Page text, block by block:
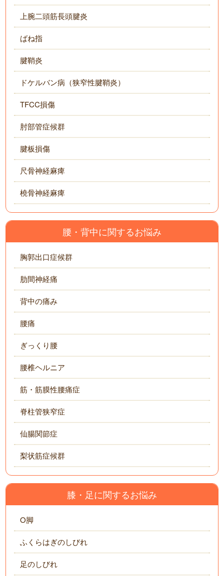
上腕二頭筋長頭腱炎
ばね指
腱鞘炎
ドケルバン病（狭窄性腱鞘炎）
TFCC損傷
肘部管症候群
腱板損傷
尺骨神経麻痺
橈骨神経麻痺
腰・背中に関するお悩み
胸郭出口症候群
肋間神経痛
背中の痛み
腰痛
ぎっくり腰
腰椎ヘルニア
筋・筋膜性腰痛症
脊柱管狭窄症
仙腸関節症
梨状筋症候群
膝・足に関するお悩み
O脚
ふくらはぎのしびれ
足のしびれ